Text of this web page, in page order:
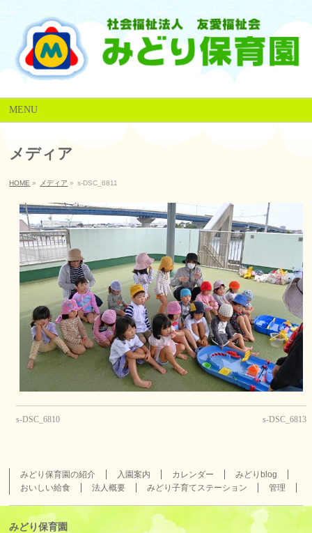
MENU
メディア
HOME » メディア » s-DSC_6811
s-DSC_6810 s-DSC_6813
みどり保育園の紹介 入園案内 カレンダー
みどりblog
おいしい給食
法人概要 みどり子育てステーション 管理
みどり保育園